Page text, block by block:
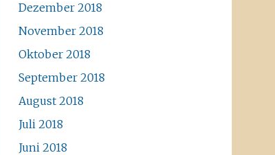
Dezember 2018
November 2018
Oktober 2018
September 2018
August 2018
Juli 2018
Juni 2018